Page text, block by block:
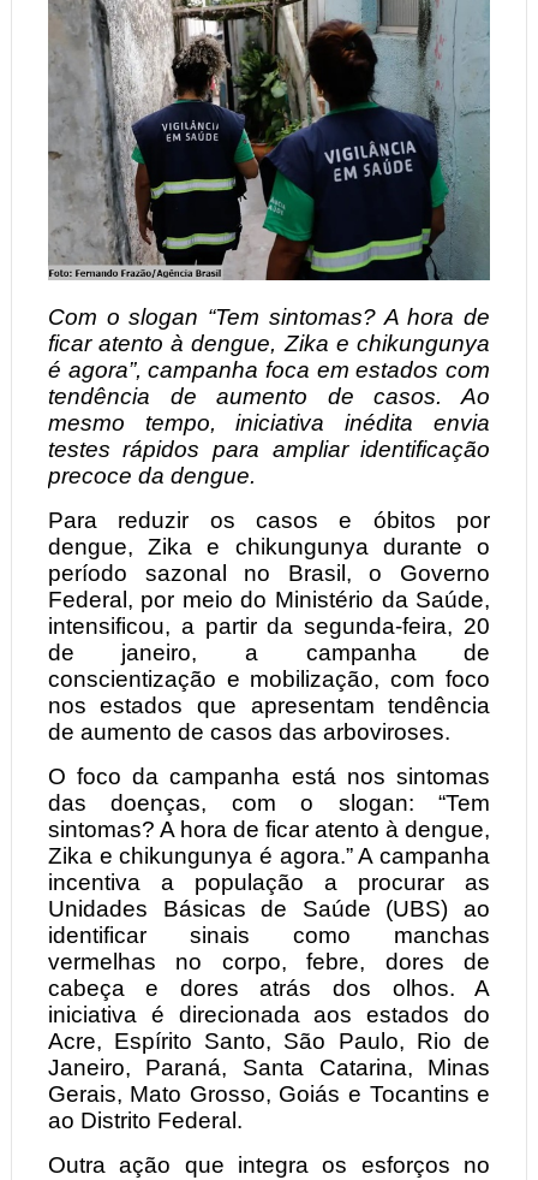
Com o slogan “Tem sintomas? A hora de
ficar atento à dengue, Zika e chikungunya
é agora”, campanha foca em estados com
tendência de aumento de casos. Ao
mesmo tempo, iniciativa inédita envia
testes rápidos para ampliar identificação
precoce da dengue.
Para reduzir os casos e óbitos por
dengue, Zika e chikungunya durante o
período sazonal no Brasil, o Governo
Federal, por meio do Ministério da Saúde,
intensificou, a partir da segunda-feira, 20
de janeiro, a campanha de
conscientização e mobilização, com foco
nos estados que apresentam tendência
de aumento de casos das arboviroses.
O foco da campanha está nos sintomas
das doenças, com o slogan: “Tem
sintomas? A hora de ficar atento à dengue,
Zika e chikungunya é agora.” A campanha
incentiva a população a procurar as
Unidades Básicas de Saúde (UBS) ao
identificar sinais como manchas
vermelhas no corpo, febre, dores de
cabeça e dores atrás dos olhos. A
iniciativa é direcionada aos estados do
Acre, Espírito Santo, São Paulo, Rio de
Janeiro, Paraná, Santa Catarina, Minas
Gerais, Mato Grosso, Goiás e Tocantins e
ao Distrito Federal.
Outra ação que integra os esforços no